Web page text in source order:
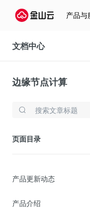
产品与
文档中心
边缘节点计算
页面目录
产品更新动态
产品介绍
存储与云分发
云硬盘(EBS)